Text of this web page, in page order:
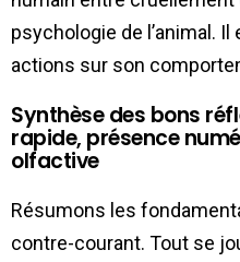
psychologie de l’animal.
actions sur son
Synthèse des bons
rapide, présence
olfactive
Résumons les
contre-courant. Tout se